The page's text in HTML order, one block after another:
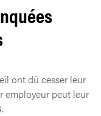
ont dû cesser leur
employeur peut leur